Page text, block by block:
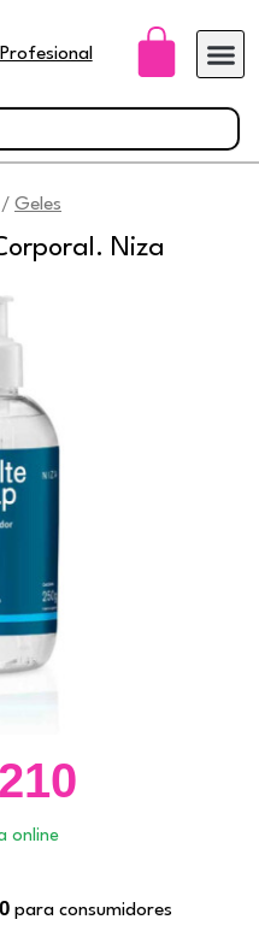
/ Geles
Niza
online
para consumidores